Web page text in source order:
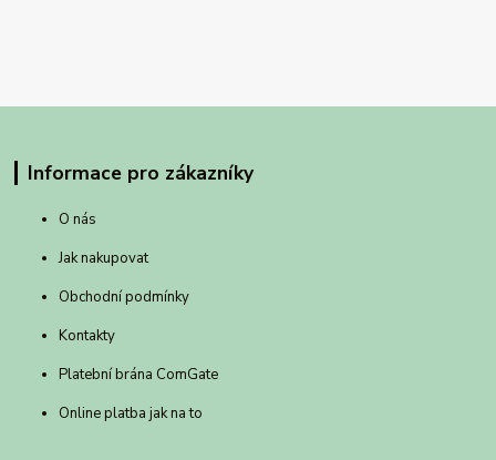
Informace pro zákazníky
O nás
Jak nakupovat
Obchodní podmínky
Kontakty
Platební brána ComGate
Online platba jak na to